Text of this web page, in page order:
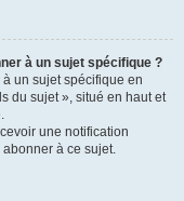
à un sujet spécifique ?
un sujet spécifique en
du sujet », situé en haut et
une notification
abonner à ce sujet.